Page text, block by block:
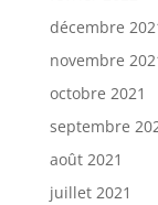
décembre
novembre
octobre 2021
septembre
août 2021
juillet 2021